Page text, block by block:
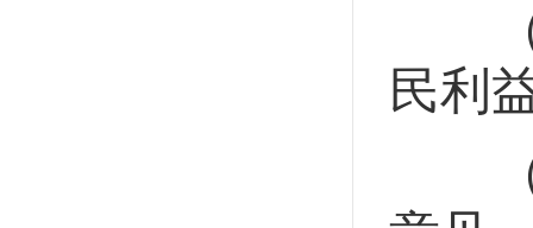
（
民利
（